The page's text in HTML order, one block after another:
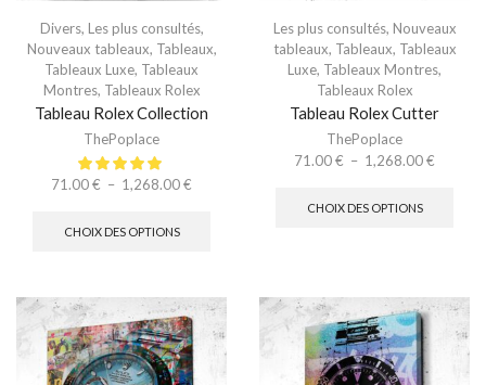
Divers, Les plus consultés,
Nouveaux tableaux, Tableaux,
Tableaux Luxe, Tableaux
Montres, Tableaux Rolex
Tableau Rolex Collection
ThePoplace
71.00€ – 1,268.00€
CHOIX DES OPTIONS
Les plus consultés, Nouveaux
tableaux, Tableaux, Tableaux
Luxe, Tableaux Montres,
Tableaux Rolex
Tableau Rolex Cutter
ThePoplace
71.00€ – 1,268.00€
CHOIX DES OPTIONS